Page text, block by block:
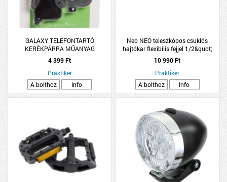
GALAXY TELEFONTARTÓ
KERÉKPÁRRA MŰANYAG
4 399 Ft
Praktiker
A bolthoz
Info
Neo NEO teleszkópos csuklós
hajtókar flexibilis fejjel 1/2&quot;
10 990 Ft
Praktiker
A bolthoz
Info